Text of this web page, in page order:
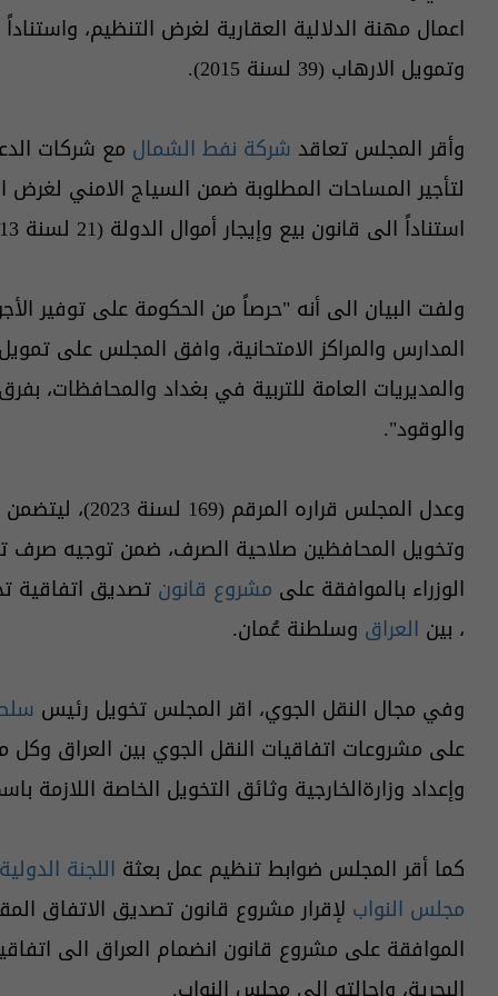
اعمال مهنة الدلالية العقارية لغرض التنظيم،
وتمويل الارهاب (39 لسنة 2015).
وأقر المجلس تعاقد شركة نفط الشمال مع شركات
لتأجير المساحات المطلوبة ضمن السياج الامني
استناداً الى قانون بيع وإيجار أموال الدولة (21 لسنة 2013 المعدل).
ولفت البيان الى أنه "حرصاً من الحكومة على توفير
المدارس والمراكز الامتحانية، وافق المجلس على تمويل
والمديريات العامة للتربية في بغداد والمحافظات،
والوقود".
وعدل المجلس
وتخويل المحافظين صلاحية الصرف، ضمن توجيه صرف
الوزراء بالموافقة على مشروع قانون تصديق اتفاقية
، بين العراق وسلطنة عُمان.
وفي مجال النقل الجوي، اقر المجلس تخويل رئيس
على مشروعات اتفاقيات النقل الجوي بين العراق وكل
وإعداد وزارةالخارجية وثائق التخويل الخاصة
كما أقر المجلس ضوابط تنظيم عمل بعثة اللجنة
مجلس النواب لإقرار مشروع قانون تصديق الاتفاق
الموافقة على مشروع قانون انضمام العراق الى